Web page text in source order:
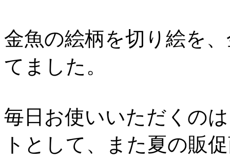
金魚の絵柄を切り絵を
てました。
毎日お使いいただくの
トとして、また夏の販